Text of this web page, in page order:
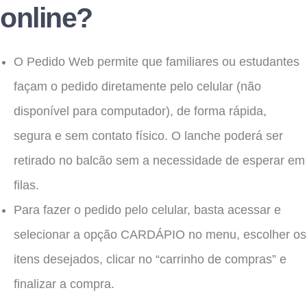
online?
O Pedido Web permite que familiares ou estudantes
façam o pedido diretamente pelo celular (não
disponível para computador), de forma rápida,
segura e sem contato físico. O lanche poderá ser
retirado no balcão sem a necessidade de esperar em
filas.
Para fazer o pedido pelo celular, basta acessar e
selecionar a opção CARDÁPIO no menu, escolher os
itens desejados, clicar no “carrinho de compras” e
finalizar a compra.